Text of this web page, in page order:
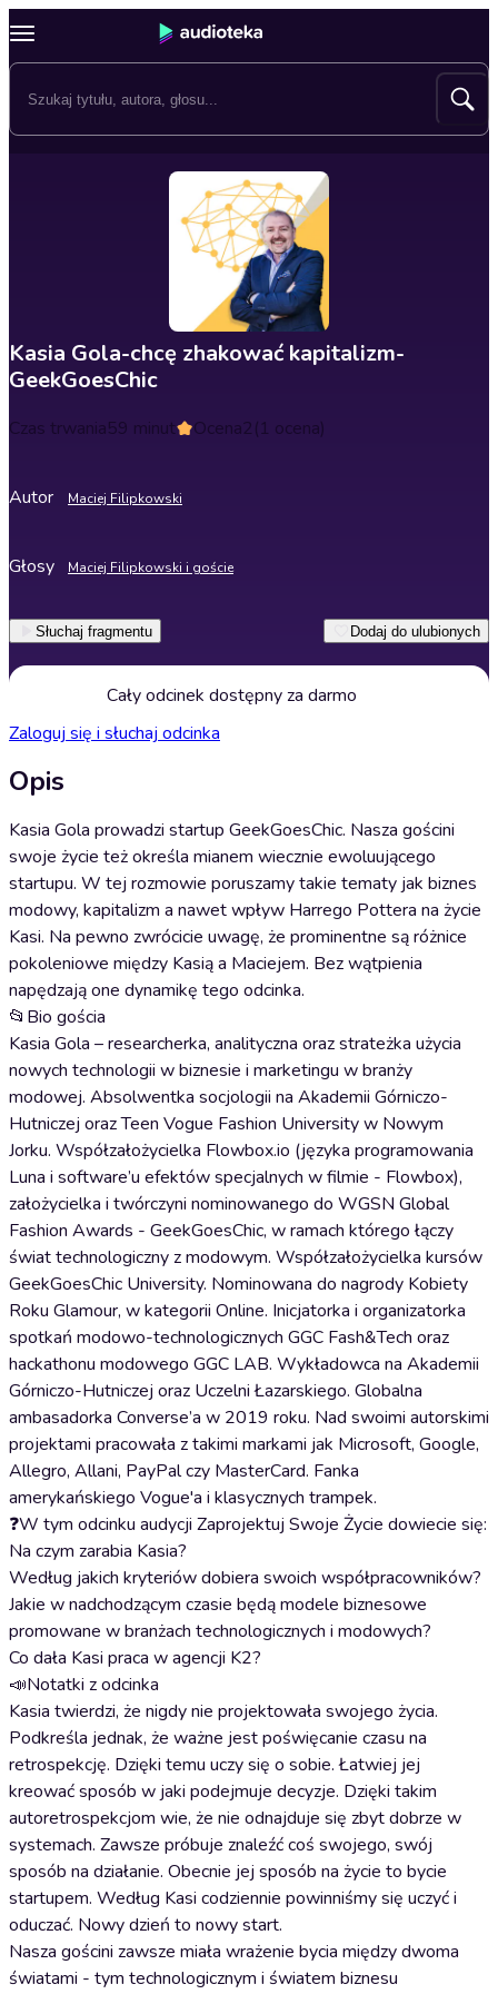
Kasia Gola-chcę zhakować kapitalizm-
GeekGoesChic
Czas trwania59 minut Ocena2(1 ocena)
Autor Maciej Filipkowski
Głosy Maciej Filipkowski i goście
Słuchaj fragmentu Dodaj do ulubionych
Cały odcinek dostępny za darmo
Zaloguj się i słuchaj odcinka
Opis
Kasia Gola prowadzi startup GeekGoesChic. Nasza gościni
swoje życie też określa mianem wiecznie ewoluującego
startupu. W tej rozmowie poruszamy takie tematy jak biznes
modowy, kapitalizm a nawet wpływ Harrego Pottera na życie
Kasi. Na pewno zwrócicie uwagę, że prominentne są różnice
pokoleniowe między Kasią a Maciejem. Bez wątpienia
napędzają one dynamikę tego odcinka.
📂Bio gościa
Kasia Gola – researcherka, analityczna oraz strateżka użycia
nowych technologii w biznesie i marketingu w branży
modowej. Absolwentka socjologii na Akademii Górniczo-
Hutniczej oraz Teen Vogue Fashion University w Nowym
Jorku. Współzałożycielka Flowbox.io (języka programowania
Luna i software’u efektów specjalnych w filmie - Flowbox),
założycielka i twórczyni nominowanego do WGSN Global
Fashion Awards - GeekGoesChic, w ramach którego łączy
świat technologiczny z modowym. Współzałożycielka kursów
GeekGoesChic University. Nominowana do nagrody Kobiety
Roku Glamour, w kategorii Online. Inicjatorka i organizatorka
spotkań modowo-technologicznych GGC Fash&Tech oraz
hackathonu modowego GGC LAB. Wykładowca na Akademii
Górniczo-Hutniczej oraz Uczelni Łazarskiego. Globalna
ambasadorka Converse’a w 2019 roku. Nad swoimi autorskimi
projektami pracowała z takimi markami jak Microsoft, Google,
Allegro, Allani, PayPal czy MasterCard. Fanka
amerykańskiego Vogue'a i klasycznych trampek.
❓W tym odcinku audycji Zaprojektuj Swoje Życie dowiecie się:
Na czym zarabia Kasia?
Według jakich kryteriów dobiera swoich współpracowników?
Jakie w nadchodzącym czasie będą modele biznesowe
promowane w branżach technologicznych i modowych?
Co dała Kasi praca w agencji K2?
📣Notatki z odcinka
Kasia twierdzi, że nigdy nie projektowała swojego życia.
Podkreśla jednak, że ważne jest poświęcanie czasu na
retrospekcję. Dzięki temu uczy się o sobie. Łatwiej jej
kreować sposób w jaki podejmuje decyzje. Dzięki takim
autoretrospekcjom wie, że nie odnajduje się zbyt dobrze w
systemach. Zawsze próbuje znaleźć coś swojego, swój
sposób na działanie. Obecnie jej sposób na życie to bycie
startupem. Według Kasi codziennie powinniśmy się uczyć i
oduczać. Nowy dzień to nowy start.
Nasza gościni zawsze miała wrażenie bycia między dwoma
światami - tym technologicznym i światem biznesu